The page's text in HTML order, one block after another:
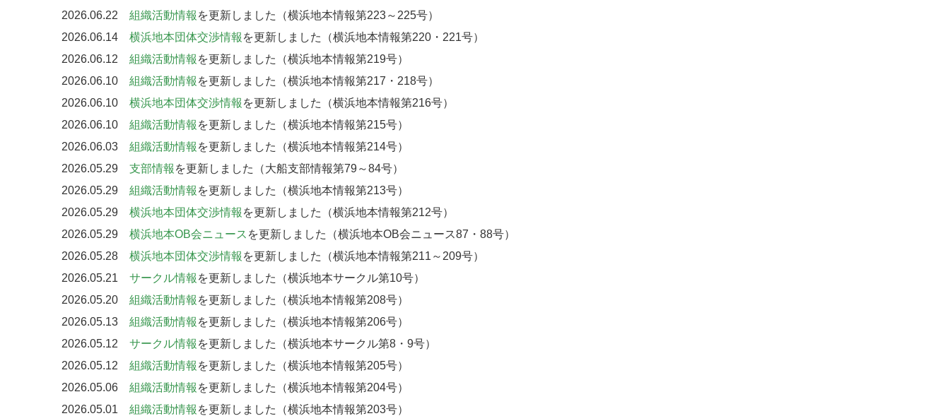
2026.06.22 組織活動情報 を更新しました（横浜地本情報第223～225号）
2026.06.14 横浜地本団体交渉情報 を更新しました（横浜地本情報第220・221号）
2026.06.12 組織活動情報 を更新しました（横浜地本情報第219号）
2026.06.10 組織活動情報 を更新しました（横浜地本情報第217・218号）
2026.06.10 横浜地本団体交渉情報 を更新しました（横浜地本情報第216号）
2026.06.10 組織活動情報 を更新しました（横浜地本情報第215号）
2026.06.03 組織活動情報 を更新しました（横浜地本情報第214号）
2026.05.29 支部情報 を更新しました（大船支部情報第79～84号）
2026.05.29 組織活動情報 を更新しました（横浜地本情報第213号）
2026.05.29 横浜地本団体交渉情報 を更新しました（横浜地本情報第212号）
2026.05.29 横浜地本OB会ニュース を更新しました（横浜地本OB会ニュース87・88号）
2026.05.28 横浜地本団体交渉情報 を更新しました（横浜地本情報第211～209号）
2026.05.21 サークル情報 を更新しました（横浜地本サークル第10号）
2026.05.20 組織活動情報 を更新しました（横浜地本情報第208号）
2026.05.13 組織活動情報 を更新しました（横浜地本情報第206号）
2026.05.12 サークル情報 を更新しました（横浜地本サークル第8・9号）
2026.05.12 組織活動情報 を更新しました（横浜地本情報第205号）
2026.05.06
組織活動情報 を更新しました（横浜地本情報第204号）
2026.05.01 組織活動情報 を更新しました（横浜地本情報第203号）